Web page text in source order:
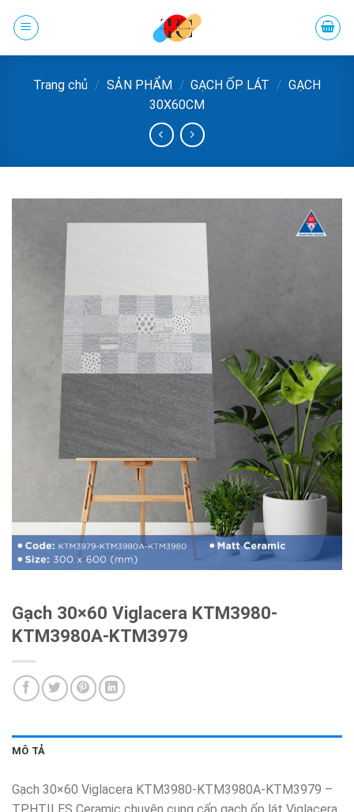
đến
Trang chủ / SẢN PHẨM / GẠCH ỐP LÁT / GẠCH
30X60CM
Gạch 30×60 Viglacera KTM3980-
KTM3980A-KTM3979
MÔ TẢ
Gạch 30×60 Viglacera KTM3980-KTM3980A-KTM3979 –